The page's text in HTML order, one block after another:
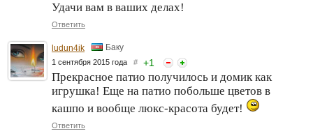
Удачи вам в ваших делах!
Ответить
ludun4ik Баку
1 сентября 2015 года # +1
Прекрасное патио получилось и домик как
игрушка! Еще на патио побольше цветов в
кашпо и вообще люкс-красота будет!
Ответить